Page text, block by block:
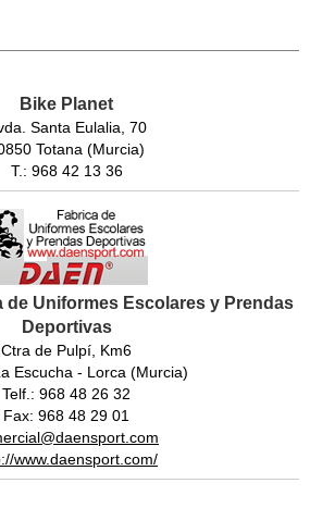
Bike Planet
Santa Eulalia, 70
Totana (Murcia)
T.: 968 42 13 36
de Uniformes Escolares y Prendas
Deportivas
Ctra de Pulpí, Km6
Escucha - Lorca (Murcia)
Telf.: 968 48 26 32
Fax: 968 48 29 01
www.daensport.com/